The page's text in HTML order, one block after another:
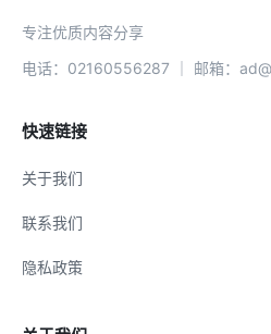
专注优质内容分享
电话：02160556287 ｜ 邮箱：
快速链接
关于我们
联系我们
隐私政策